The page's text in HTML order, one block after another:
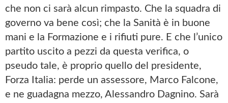
che non ci sarà alcun rimpasto. Che la squadra di
governo va bene così; che la Sanità è in buone
mani e la Formazione e i rifiuti pure. E che l’unico
partito uscito a pezzi da questa verifica, o
pseudo tale, è proprio quello del presidente,
Forza Italia: perde un assessore, Marco Falcone,
e ne guadagna mezzo, Alessandro Dagnino. Sarà